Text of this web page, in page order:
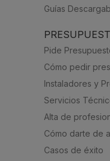
Guías
Pide
Cómo pedir
Instaladores y
Servicios
Alta de
Cómo darte de
Casos de éxito